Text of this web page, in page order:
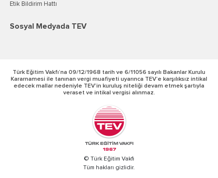
Etik Bildirim Hattı
Sosyal Medyada TEV
Türk Eğitim Vakfı’na 09/12/1968 tarih ve 6/11056 sayılı Bakanlar Kurulu
Kararnamesi ile tanınan vergi muafiyeti uyarınca TEV’e karşılıksız intikal
edecek mallar nedeniyle TEV’in kuruluş niteliği devam etmek şartıyla
veraset ve intikal vergisi alınmaz.
© Türk Eğitim Vakfı
Tüm hakları gizlidir.